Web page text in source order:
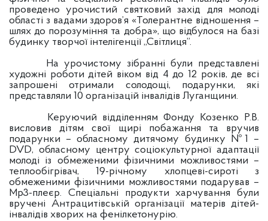
проведено урочистий святковий захід для молоді
області з вадами здоров’я «Толерантне відношення –
шлях до порозуміння та добра», що відбулося на базі
будинку творчої інтелігенції „Світлиця”.
На урочистому зібранні були представлені
художні роботи дітей віком від 4 до 12 років, де всі
запрошені отримали солодощі, подарунки, які
представляли 10 організацій інвалідів Луганщини.
Керуючий відділенням Фонду Козенко Р.В.
висловив дітям свої щирі побажання та вручив
подарунки – обласному дитячому будинку №1 –
DVD, обласному центру соціокультурної адаптації
молоді із обмеженими фізичними можливостями –
теплообігрівач, 19-річному хлопцеві-сироті з
обмеженими фізичними можливостями подарував –
Mp3-плеєр. Спеціальні продукти харчування були
вручені Антрацитівській організації матерів дітей-
інвалідів хворих на фенілкетонурію.